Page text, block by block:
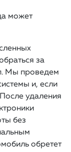
может
за
Мы проведем
и, если
удаления
без
обретет